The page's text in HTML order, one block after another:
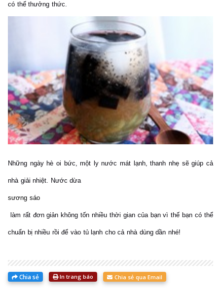
có thể thưởng thức.
Những ngày hè oi bức, một ly nước mát lạnh, thanh nhẹ sẽ giúp cả
nhà giải nhiệt. Nước dừa
sương sáo
làm rất đơn giản không tốn nhiều thời gian của bạn vì thế bạn có thể
chuẩn bị nhiều rồi để vào tủ lạnh cho cả nhà dùng dần nhé!
Chia sẻ In trang báo Chia sẻ qua Email